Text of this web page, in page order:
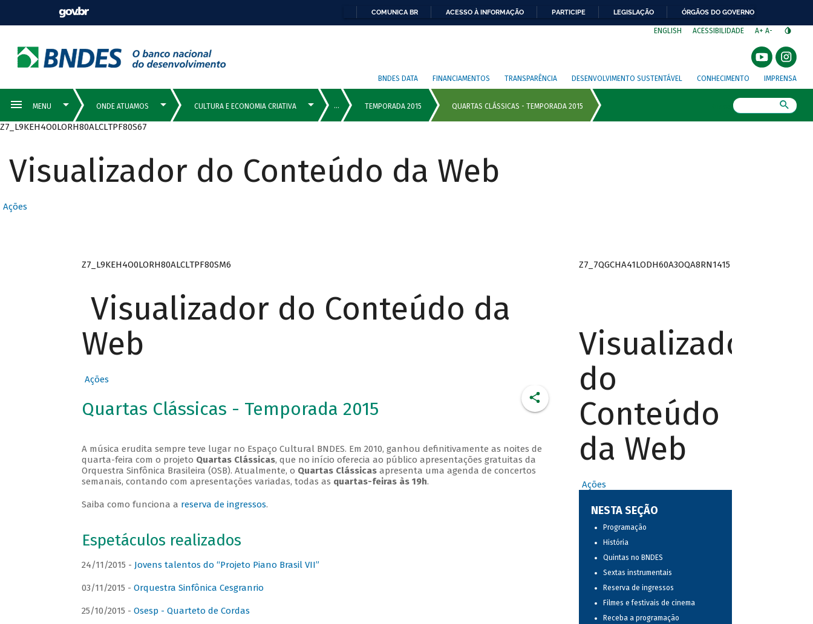
COMUNICA BR ACESSO À INFORMAÇÃO PARTICIPE LEGISLAÇÃO ÓRGÃOS DO GOVERNO
ENGLISH ACESSIBILIDADE A+ A-
BNDES DATA FINANCIAMENTOS TRANSPARÊNCIA DESENVOLVIMENTO SUSTENTÁVEL CONHECIMENTO IMPRENSA
Z7_L9KEH4O0LORH80ALCLTPF80S67
Visualizador do Conteúdo da Web
Ações
Z7_L9KEH4O0LORH80ALCLTPF80SM6
Visualizador do Conteúdo da
Web
Ações
Quartas Clássicas - Temporada 2015
A música erudita sempre teve lugar no Espaço Cultural BNDES. Em 2010, ganhou definitivamente as noites de
quarta-feira com o projeto Quartas Clássicas, que no início oferecia ao público apresentações gratuitas da
Orquestra Sinfônica Brasileira (OSB). Atualmente, o Quartas Clássicasapresenta uma agenda de concertos
semanais, contando com apresentações variadas, todas as quartas-feiras às 19h.
Saiba como funciona a reserva de ingressos.
Espetáculos realizados
24/11/2015 - Jovens talentos do “Projeto Piano Brasil VII”
03/11/2015 - Orquestra Sinfônica Cesgranrio
25/10/2015 - Osesp - Quarteto de Cordas
Z7_7QGCHA41LODH60A3OQA8RN1415
Visualizador
do
Conteúdo
da Web
Ações
NESTA SEÇÃO
Programação
História
Quintas no BNDES
Sextas instrumentais
Reserva de ingressos
Filmes e festivais de cinema
Receba a programação